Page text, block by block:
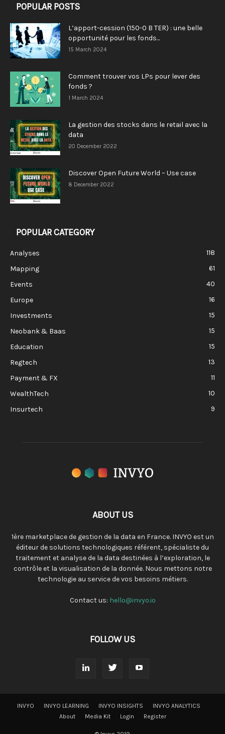
POPULAR POSTS
L’apport-cession (150-0 B TER) : une belle
opportunité pour les fonds...
15 March 2024
Comment trouver vos LPs pour lever des
fonds ?
1 March 2024
La gestion des stocks dans le retail avec la
data
20 December 2022
Discover Open Future World – Use case
8 December 2022
POPULAR CATEGORY
Analyses
118
Mapping
61
Events
40
Europe
16
Investments
15
Neobank & Baas
15
Education
15
Regtech
13
Payment & FX
11
WealthTech
10
Insurtech
9
ABOUT US
1ère marketplace de gestion de la data en France. INVYO est un
éditeur de solutions technologiques référent, spécialiste du
traitement et analyse de la data destinées à l’exploration, le
contrôle et la visualisation de la donnée. Nous mettons notre
technologie au service de vos besoins métiers.
Contact us: hello@invyo.io
FOLLOW US
INVYO INVYO LEARNING INVYO INSIGHTS
INVYO ANALYTICS
About
Media Kit Login Register